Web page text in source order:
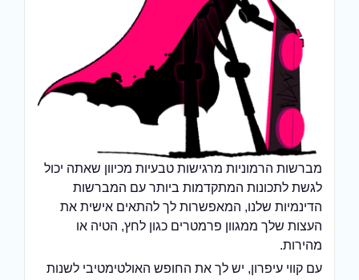
מברשות הרמוניות מרגישות טבעיות מכיוון שאתה יכול
לגשת לתכונות המתקדמות ביותר עם המברשות
הדינמיות שלנו, המאפשרות לך להתאים אישית את
העצות שלך ממגוון פרמטרים כגון לחץ, הטיה או
מהירות.
עם קווי עיפרון, יש לך את החופש האולטימטיבי לשנות